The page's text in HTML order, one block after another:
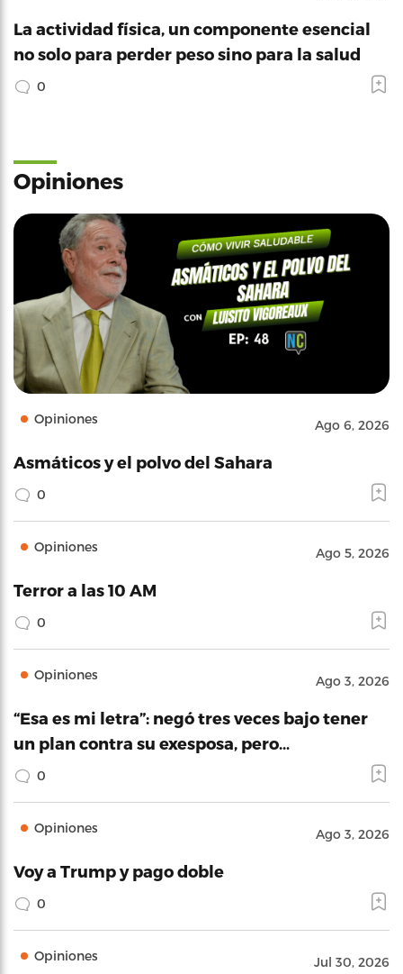
La actividad física, un componente esencial
no solo para perder peso sino para la salud
0
Opiniones
Opiniones Ago 6, 2026
Asmáticos y el polvo del Sahara
0
Opiniones Ago 5, 2026
Terror a las 10 AM
0
Opiniones Ago 3, 2026
“Esa es mi letra”: negó tres veces bajo tener
un plan contra su exesposa, pero…
0
Opiniones Ago 3, 2026
Voy a Trump y pago doble
0
Opiniones Jul 30, 2026